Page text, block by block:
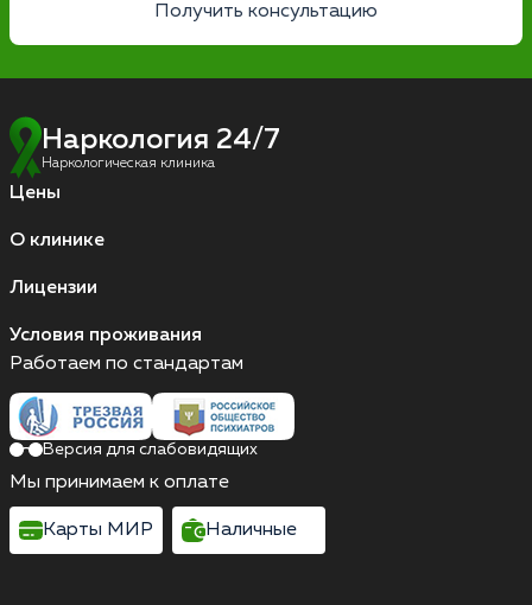
Получить консультацию
Наркология 24/7
Наркологическая клиника
Цены
О клинике
Лицензии
Условия проживания
Работаем по стандартам
Версия для слабовидящих
Мы принимаем к оплате
Карты МИР Наличные